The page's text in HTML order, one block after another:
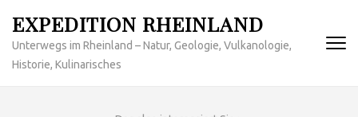
Inhalt
springen
(Enter
EXPEDITION RHEINLAND
Unterwegs im Rheinland – Natur, Geologie, Vulkanologie,
Historie, Kulinarisches